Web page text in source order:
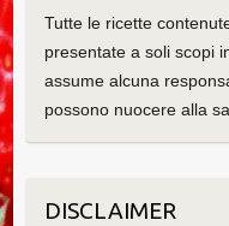
Tutte le ricette
presentate a soli scopi
assume alcuna
possono nuocere alla
DISCLAIMER